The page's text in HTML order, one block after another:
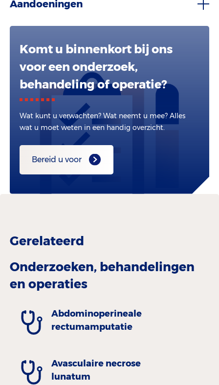
Aandoeningen
Komt u binnenkort bij ons
voor een onderzoek,
behandeling of operatie?
Wat kunt u verwachten? Wat neemt u mee? Alles
wat u moet weten in een handig overzicht.
Bereid u voor
Gerelateerd
Onderzoeken, behandelingen
en operaties
Abdominoperineale
rectumamputatie
Avasculaire necrose
lunatum